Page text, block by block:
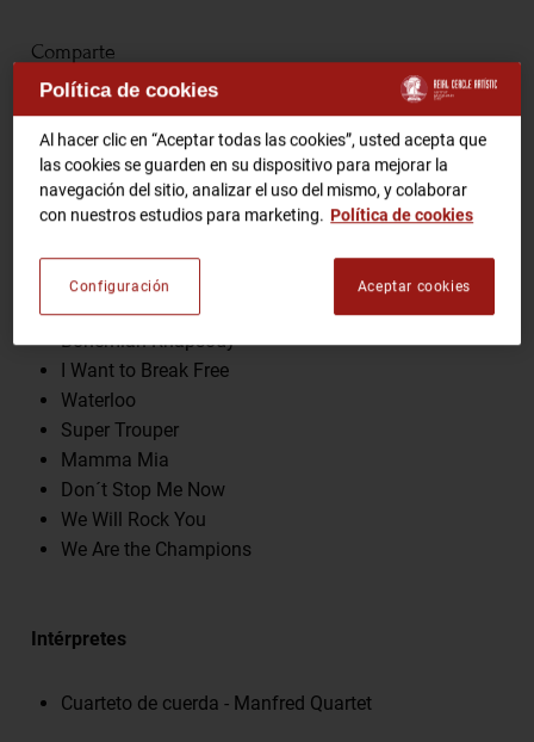
RCA TV
RCA TEATRO
Gastronomic Experience 360º
Entradas Eventos
CA ES
Comparte
Programa
SOS
Money, Money, Money
Bohemian Rhapsody
I Want to Break Free
Waterloo
Super Trouper
Mamma Mia
Don´t Stop Me Now
We Will Rock You
We Are the Champions
Intérpretes
Cuarteto de cuerda - Manfred Quartet
Política de cookies
Al hacer clic en “Aceptar todas las cookies”, usted acepta que
las cookies se guarden en su dispositivo para mejorar la
navegación del sitio, analizar el uso del mismo, y colaborar
con nuestros estudios para marketing. Política de cookies
Aceptar cookies
Configuración